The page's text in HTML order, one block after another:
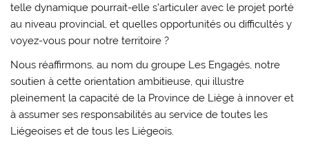
telle dynamique pourrait-elle s’articuler avec le projet porté
au niveau provincial, et quelles opportunités ou difficultés y
voyez-vous pour notre territoire ?
Nous réaffirmons, au nom du groupe Les Engagés, notre
soutien à cette orientation ambitieuse, qui illustre
pleinement la capacité de la Province de Liège à innover et
à assumer ses responsabilités au service de toutes les
Liégeoises et de tous les Liégeois.